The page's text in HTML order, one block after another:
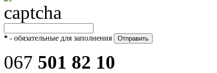
* - обязательные для заполнения
067 501 82 10